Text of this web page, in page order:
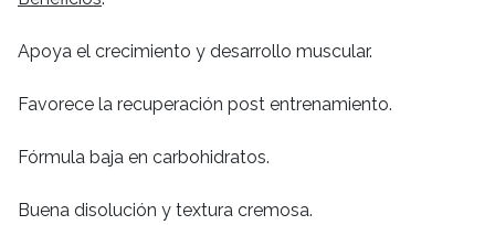
Apoya el crecimiento y desarrollo muscular.
Favorece la recuperación post entrenamiento.
Fórmula baja en carbohidratos.
Buena disolución y textura cremosa.